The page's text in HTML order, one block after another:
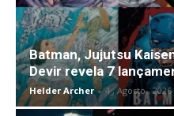
Batman, Jujutsu
Devir revela 7
Helder Archer - 4 , Agosto , 2026